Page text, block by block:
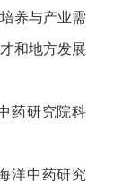
养与产业需
和地方发展
药研究院科
洋中药研究